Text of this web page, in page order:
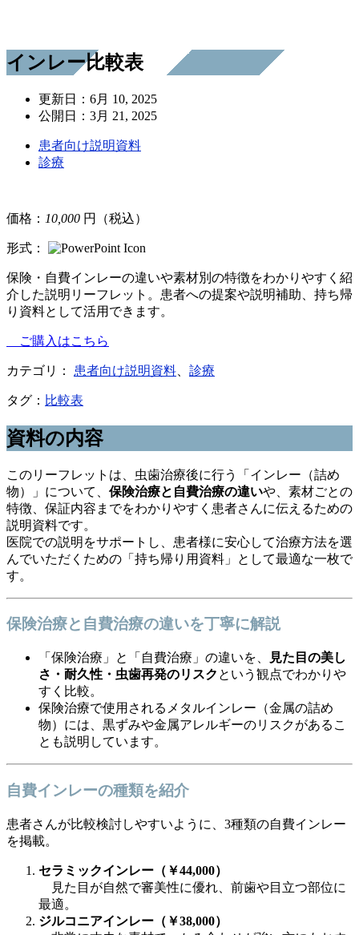
インレー比較表
更新日： 6月 10, 2025
公開日： 3月 21, 2025
患者向け説明資料
診療
価格： 10,000 円（税込）
形式：
保険・自費インレーの違いや素材別の特徴をわかりやすく紹
介した説明リーフレット。患者への提案や説明補助、持ち帰
り資料として活用できます。
ご購入はこちら
カテゴリ： 患者向け説明資料 診療
タグ： 比較表
資料の内容
このリーフレットは、虫歯治療後に行う「インレー（詰め
物）」について、 保険治療と自費治療の違いや、素材ごとの
特徴、保証内容までをわかりやすく患者さんに伝えるための
説明資料です。
医院での説明をサポートし、患者様に安心して治療方法を選
んでいただくための「持ち帰り用資料」として最適な一枚で
す。
保険治療と自費治療の違いを丁寧に解説
「保険治療」と「自費治療」の違いを、
見た目の美し
さ・耐久性・虫歯再発のリスク という観点でわかりや
すく比較。
保険治療で使用されるメタルインレー（金属の詰め
物）には、黒ずみや金属アレルギーのリスクがあるこ
とも説明しています。
自費インレーの種類を紹介
患者さんが比較検討しやすいように、3種類の自費インレー
を掲載。
セラミックインレー（￥44,000）
見た目が自然で審美性に優れ、前歯や目立つ部位に
最適。
ジルコニアインレー（￥38,000）